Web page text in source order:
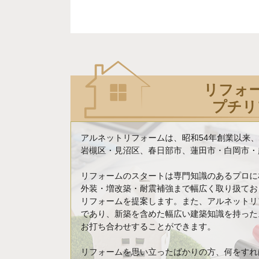
リフォ
プチ
アルネットリフォームは、昭和54年創業以来
岩槻区・見沼区、春日部市、蓮田市・白岡市
リフォームのスタートは専門知識のあるプロ
外装・増改築・耐震補強まで幅広く取り扱て
リフォームを提案します。また、アルネット
であり、新築を含めた幅広い建築知識を持っ
お打ち合わせすることができます。
リフォームを思い立ったばかりの方、何をす